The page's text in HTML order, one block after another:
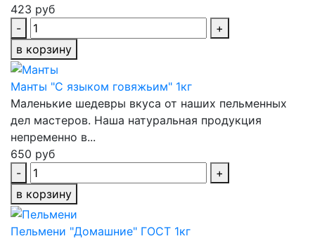
423 руб
-
+
в корзину
Манты "С языком говяжьим" 1кг
Маленькие шедевры вкуса от наших пельменных
дел мастеров. Наша натуральная продукция
непременно в...
650 руб
-
+
в корзину
Пельмени "Домашние" ГОСТ 1кг